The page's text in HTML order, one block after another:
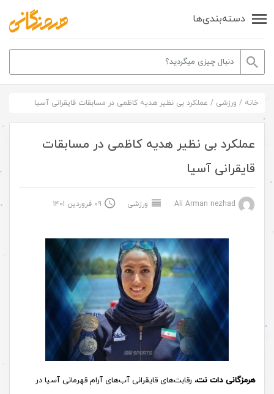
دسته‌بندی‌ها
خانه / ورزشی / عملکرد بی نظیر هدیه کاظمی در مسابقات قایقرانی آسیا
عملکرد بی نظیر هدیه کاظمی در مسابقات
قایقرانی آسیا
ورزشی ۰۹ فروردین ۱۴۰۱
هرمزگانی دات نت، رقابت‌های قایقرانی آب‌های آرام قهرمانی آسیا در